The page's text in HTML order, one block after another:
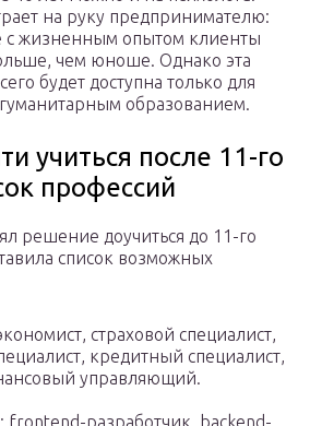
на руку предпринимателю:
с жизненным опытом клиенты
чем юноше. Однако эта
будет доступна только для
образованием.
учиться после 11-го
профессий
решение доучиться до 11-го
список возможных
страховой специалист,
кредитный специалист,
управляющий.
frontend-разработчик, backend-